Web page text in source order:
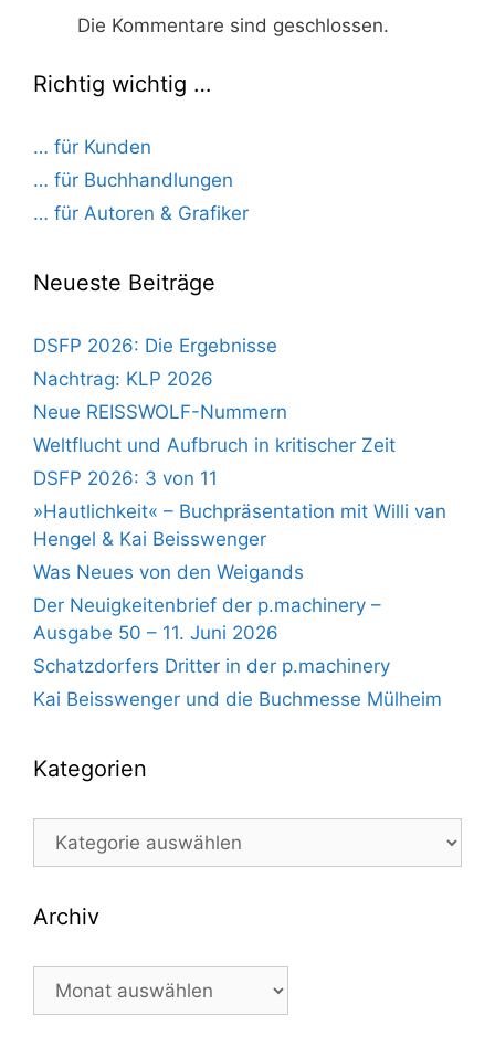
Die Kommentare sind geschlossen.
Richtig wichtig …
… für Kunden
… für Buchhandlungen
… für Autoren & Grafiker
Neueste Beiträge
DSFP 2026: Die Ergebnisse
Nachtrag: KLP 2026
Neue REISSWOLF-Nummern
Weltflucht und Aufbruch in kritischer Zeit
DSFP 2026: 3 von 11
»Hautlichkeit« – Buchpräsentation mit Willi van
Hengel & Kai Beisswenger
Was Neues von den Weigands
Der Neuigkeitenbrief der p.machinery –
Ausgabe 50 – 11. Juni 2026
Schatzdorfers Dritter in der p.machinery
Kai Beisswenger und die Buchmesse Mülheim
Kategorien
Kategorien
Archiv
Archiv